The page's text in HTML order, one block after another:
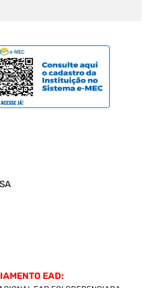
EAD: